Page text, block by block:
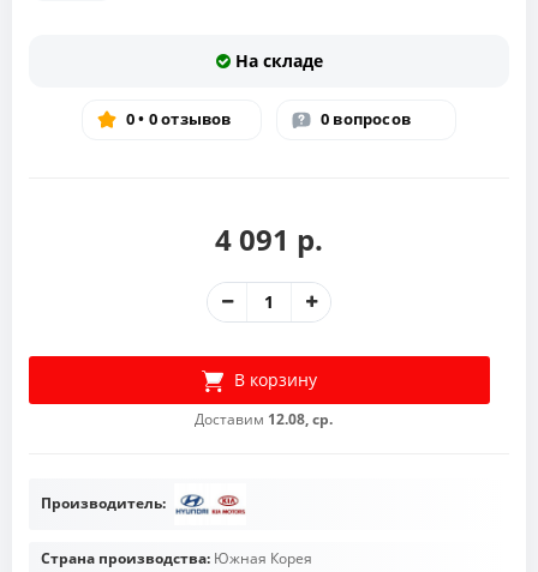
На складе
0 • 0 отзывов 0 вопросов
4 091 р.
В корзину
Доставим 12.08, ср.
Производитель:
Страна производства: Южная Корея